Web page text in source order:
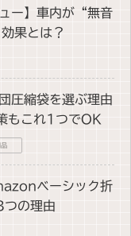
ー】車内が“無音
果とは？
圧縮袋を選ぶ理由
もこれ1つでOK
品
ベーシック折
の理由